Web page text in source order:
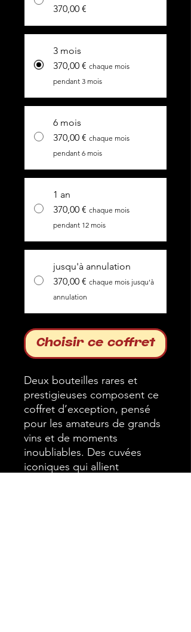
370,00 €
3 mois
370,00 € chaque mois
pendant 3 mois
6 mois
370,00 € chaque mois
pendant 6 mois
1 an
370,00 € chaque mois
pendant 12 mois
jusqu'à annulation
370,00 € chaque mois jusqu'à
annulation
Choisir ce coffret
Deux bouteilles rares et
prestigieuses composent ce
coffret d’exception, pensé
pour les amateurs de grands
vins et de moments
inoubliables. Des cuvées
iconiques qui allient